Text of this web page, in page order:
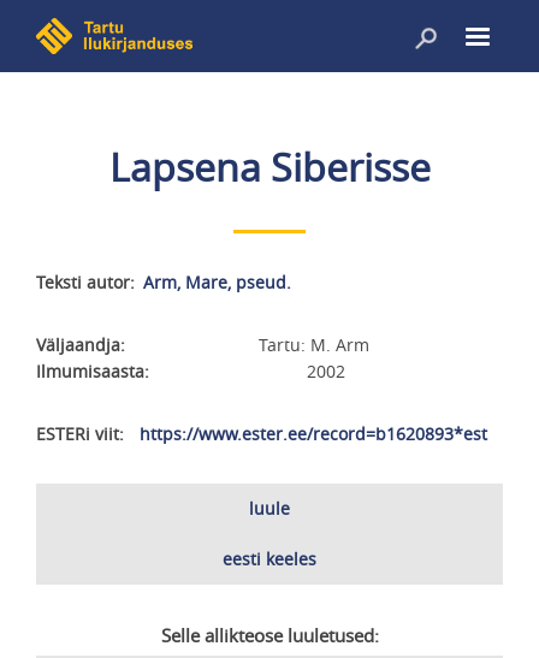
edasi
Lapsena Siberisse
Teksti autor Arm, Mare, pseud.
Väljaandja
Tartu: M. Arm
Ilmumisaasta
2002
ESTERi viit https://www.ester.ee/record=b1620893*est
luule
eesti keeles
Selle allikteose luuletused: